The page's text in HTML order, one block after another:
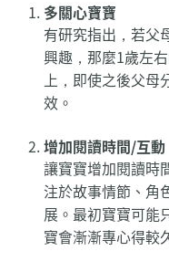
多關心寶寶
有研究指出，若父
興趣，那麼1歲左
上，即使之後父母
效。
增加閱讀時間/互動
讓寶寶增加閱讀時
注於故事情節、角
展。最初寶寶可能
寶會漸漸專心得較